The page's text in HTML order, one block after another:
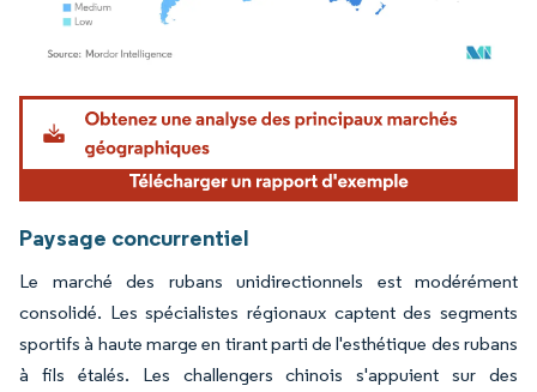
Image © Mordor Intelligence. La réutilisation nécessite une attribution sous CC BY
Paysage concurrentiel
Le marché des rubans unidirectionnels est modérément
consolidé. Les spécialistes régionaux captent des segments
sportifs à haute marge en tirant parti de l'esthétique des rubans
à fils étalés. Les challengers chinois s'appuient sur des